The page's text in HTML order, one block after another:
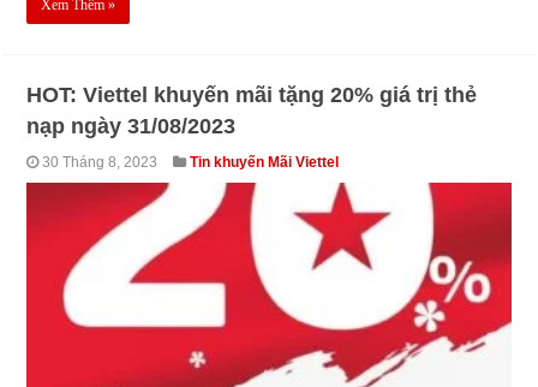
Xem Thêm »
HOT: Viettel khuyến mãi tặng 20% giá trị thẻ
nạp ngày 31/08/2023
30 Tháng 8, 2023 Tin khuyến Mãi Viettel